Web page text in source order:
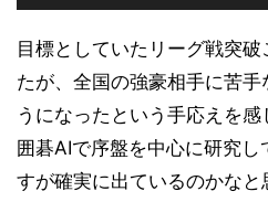
目標としていたリーグ戦突
たが、全国の強豪相手に苦手
うになったという手応えを感
囲碁AIで序盤を中心に研究
すが確実に出ているのかなと